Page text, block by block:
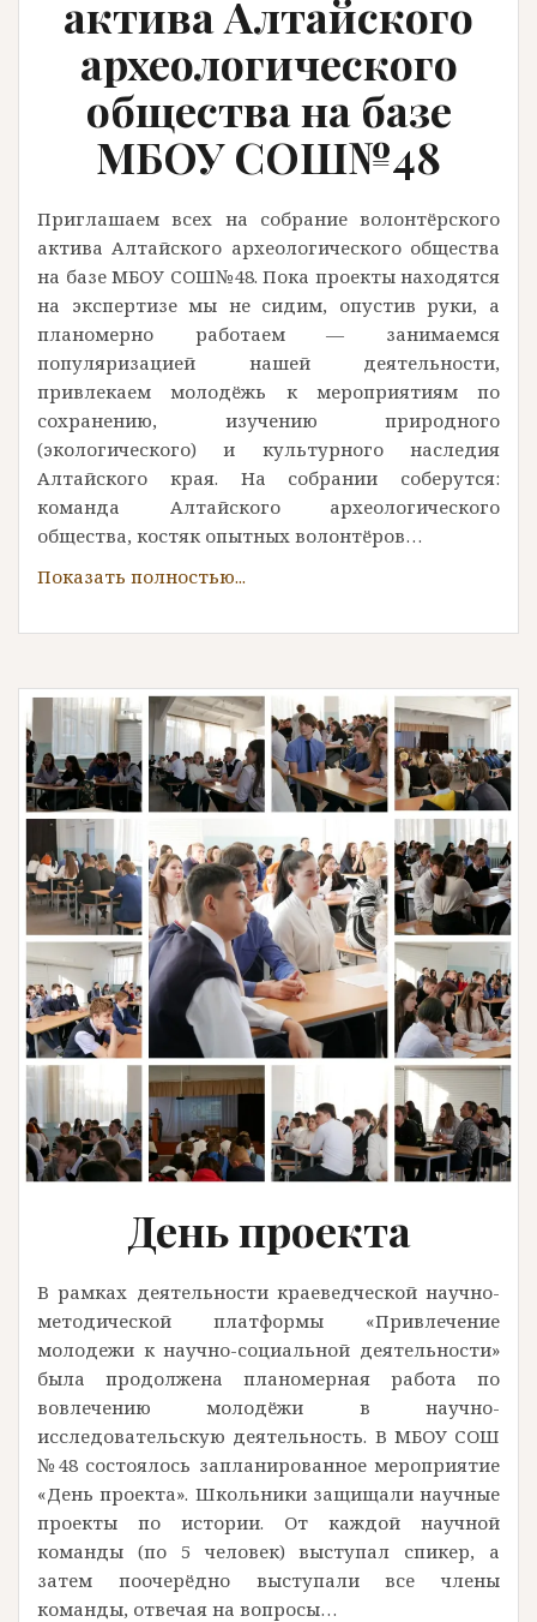
актива Алтайского
археологического
общества на базе
МБОУ СОШ№48
Приглашаем всех на собрание волонтёрского
актива Алтайского археологического общества
на базе МБОУ СОШ№48. Пока проекты находятся
на экспертизе мы не сидим, опустив руки, а
планомерно работаем — занимаемся
популяризацией нашей деятельности,
привлекаем молодёжь к мероприятиям по
сохранению, изучению природного
(экологического) и культурного наследия
Алтайского края. На собрании соберутся:
команда Алтайского археологического
общества, костяк опытных волонтёров…
День проекта
В рамках деятельности краеведческой научно-
методической платформы «Привлечение
молодежи к научно-социальной деятельности»
была продолжена планомерная работа по
вовлечению молодёжи в научно-
исследовательскую деятельность. В МБОУ СОШ
№48 состоялось запланированное мероприятие
«День проекта». Школьники защищали научные
проекты по истории. От каждой научной
команды (по 5 человек) выступал спикер, а
затем поочерёдно выступали все члены
команды, отвечая на вопросы…